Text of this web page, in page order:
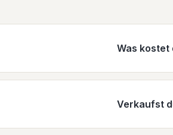
Was kostet
Verkaufst